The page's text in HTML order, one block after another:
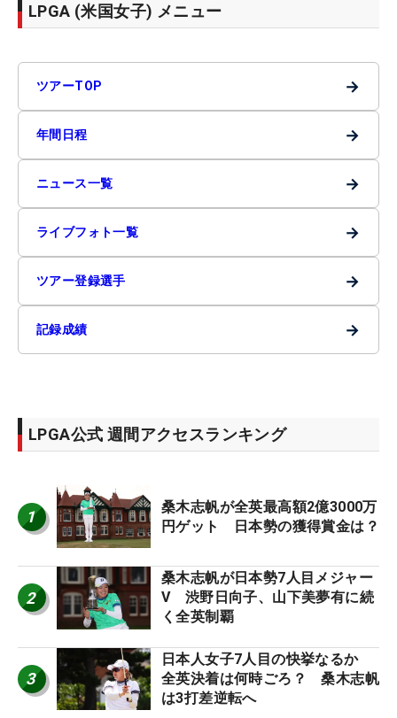
LPGA (米国女子) メニュー
ツアーTOP →
年間日程 →
ニュース一覧 →
ライブフォト一覧 →
ツアー登録選手 →
記録成績 →
LPGA公式 週間アクセスランキング
1
桑木志帆が全英最高額2億3000万
円ゲット 日本勢の獲得賞金は？
2
桑木志帆が日本勢7人目メジャー
V 渋野日向子、山下美夢有に続
く全英制覇
3
日本人女子7人目の快挙なるか
全英決着は何時ごろ？ 桑木志帆
は3打差逆転へ